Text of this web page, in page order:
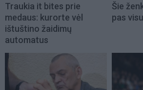
Traukia it bites prie
medaus: kurorte vėl
ištuštino žaidimų
automatus
Šie
pas